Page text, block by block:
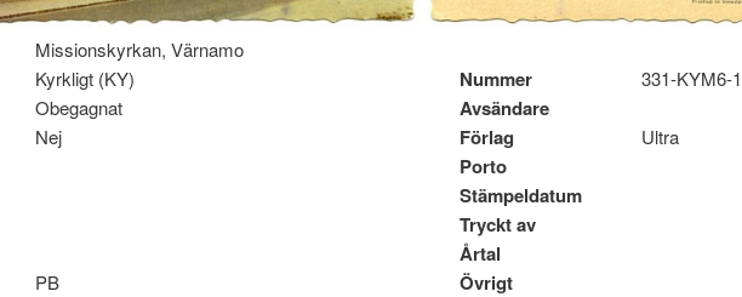
Missionskyrkan, Värnamo
Kyrkligt (KY) Nummer 331-KYM6-
Obegagnat
Avsändare
Nej Förlag Ultra
Porto
Stämpeldatum
Tryckt av
Årtal
PB Övrigt